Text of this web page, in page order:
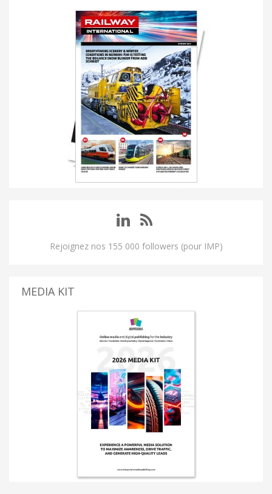
Rejoignez nos 155 000 followers (pour IMP)
MEDIA KIT